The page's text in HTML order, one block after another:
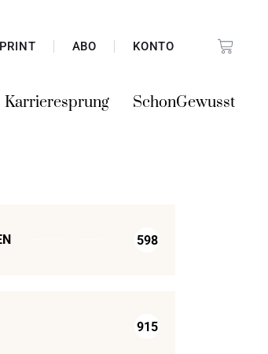
PRINT ABO KONTO
Karrieresprung SchonGewusst
598
915